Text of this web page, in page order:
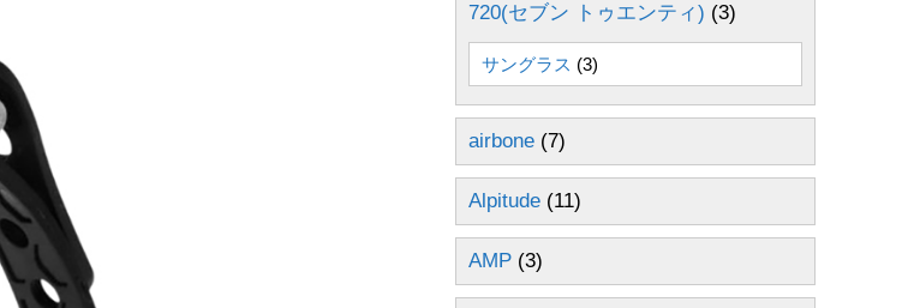
720(セブン トゥエンティ) (3)
サングラス (3)
airbone (7)
Alpitude (11)
AMP (3)